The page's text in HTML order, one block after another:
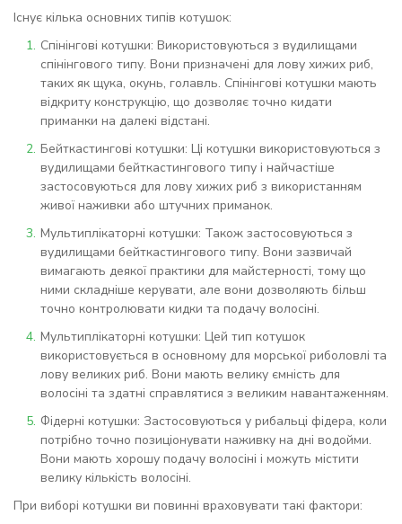
Існує кілька основних типів котушок:
Спінінгові котушки: Використовуються з вудилищами
спінінгового типу. Вони призначені для лову хижих риб,
таких як щука, окунь, голавль. Спінінгові котушки мають
відкриту конструкцію, що дозволяє точно кидати
приманки на далекі відстані.
Бейткастингові котушки: Ці котушки використовуються з
вудилищами бейткастингового типу і найчастіше
застосовуються для лову хижих риб з використанням
живої наживки або штучних приманок.
Мультиплікаторні котушки: Також застосовуються з
вудилищами бейткастингового типу. Вони зазвичай
вимагають деякої практики для майстерності, тому що
ними складніше керувати, але вони дозволяють більш
точно контролювати кидки та подачу волосіні.
Мультиплікаторні котушки: Цей тип котушок
використовується в основному для морської риболовлі та
лову великих риб. Вони мають велику ємність для
волосіні та здатні справлятися з великим навантаженням.
Фідерні котушки: Застосовуються у рибальці фідера, коли
потрібно точно позиціонувати наживку на дні водойми.
Вони мають хорошу подачу волосіні і можуть містити
велику кількість волосіні.
При виборі котушки ви повинні враховувати такі фактори: